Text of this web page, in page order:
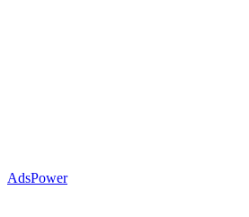
AdsPower